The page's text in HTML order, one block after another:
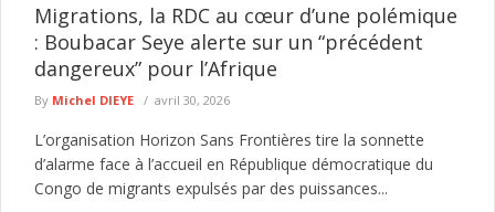
Migrations, la RDC au cœur d’une polémique
: Boubacar Seye alerte sur un “précédent
dangereux” pour l’Afrique
By Michel DIEYE avril 30, 2026
L’organisation Horizon Sans Frontières tire la sonnette
d’alarme face à l’accueil en République démocratique du
Congo de migrants expulsés par des puissances...